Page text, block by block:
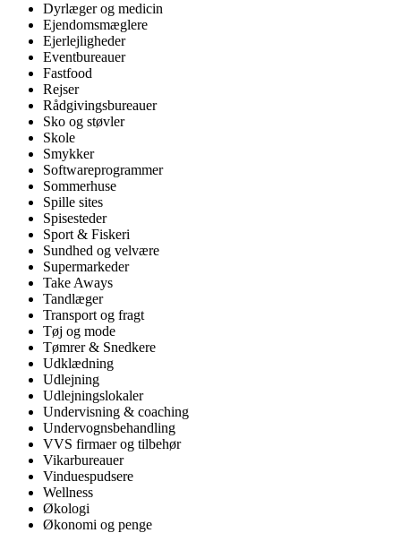
Dyrlæger og medicin
Ejendomsmæglere
Ejerlejligheder
Eventbureauer
Fastfood
Rejser
Rådgivingsbureauer
Sko og støvler
Skole
Smykker
Softwareprogrammer
Sommerhuse
Spille sites
Spisesteder
Sport & Fiskeri
Sundhed og velvære
Supermarkeder
Take Aways
Tandlæger
Transport og fragt
Tøj og mode
Tømrer & Snedkere
Udklædning
Udlejning
Udlejningslokaler
Undervisning & coaching
Undervognsbehandling
VVS firmaer og tilbehør
Vikarbureauer
Vinduespudsere
Wellness
Økologi
Økonomi og penge